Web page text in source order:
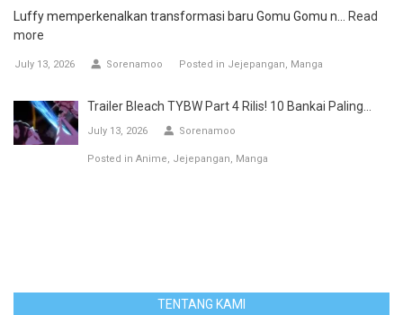
Luffy memperkenalkan transformasi baru Gomu Gomu n... Read
more
July 13, 2026 Sorenamoo Posted in Jejepangan Manga
Trailer Bleach TYBW Part 4 Rilis! 10 Bankai Paling...
July 13, 2026 Sorenamoo
Posted in Anime Jejepangan Manga
TENTANG KAMI